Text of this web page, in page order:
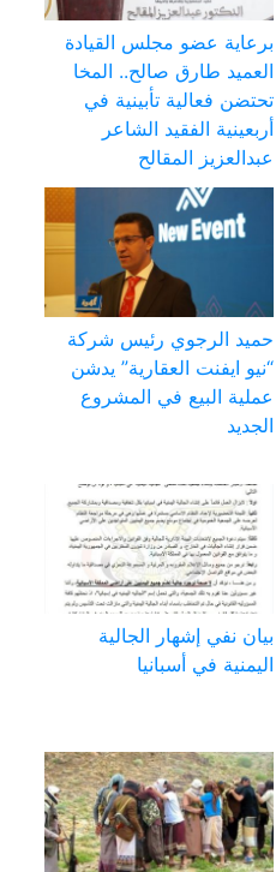
برعاية عضو مجلس القيادة
العميد طارق صالح.. المخا
تحتضن فعالية تأبينية في
أربعينية الفقيد الشاعر
عبدالعزيز المقالح
حميد الرجوي رئيس شركة
“نيو ايفنت العقارية” يدشن
عملية البيع في المشروع
الجديد
بيان نفي إشهار الجالية
اليمنية في أسبانيا